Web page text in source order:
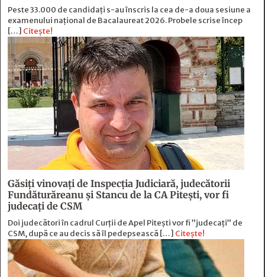
Peste 33.000 de candidați s-au înscris la cea de-a doua sesiune a
examenului național de Bacalaureat 2026. Probele scrise încep
[…] Citește!
Găsiți vinovați de Inspecția Judiciară, judecătorii
Fundăturăreanu și Stancu de la CA Pitești, vor fi
judecați de CSM
Doi judecători în cadrul Curții de Apel Pitești vor fi ”judecați” de
CSM, după ce au decis să îl pedepsească […] Citește!